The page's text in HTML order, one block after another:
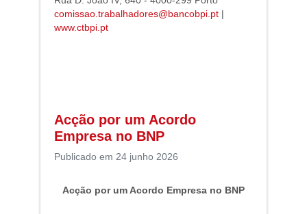
comissao.trabalhadores@bancobpi.pt|
www.ctbpi.pt
Acção por um Acordo
Empresa no BNP
Publicado em 24 junho 2026
Acção por um Acordo Empresa no BNP